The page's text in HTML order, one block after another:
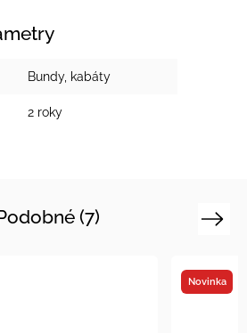
Bundy, kabáty
2 roky
(7)
Novinka
Next